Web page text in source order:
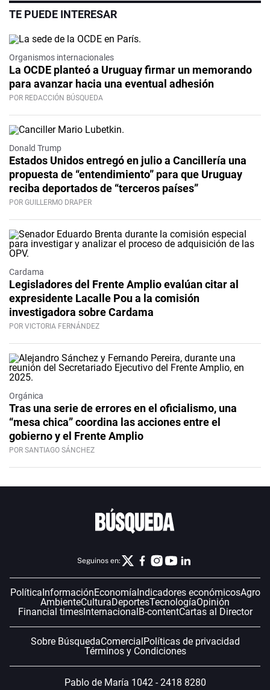
TE PUEDE INTERESAR
Organismos internacionales
La OCDE planteó a Uruguay firmar un memorando
para avanzar hacia una eventual adhesión
POR REDACCIÓN BÚSQUEDA
Donald Trump
Estados Unidos entregó en julio a Cancillería una
propuesta de “entendimiento” para que Uruguay
reciba deportados de “terceros países”
POR GUILLERMO DRAPER
Cardama
Legisladores del Frente Amplio evalúan citar al
expresidente Lacalle Pou a la comisión
investigadora sobre Cardama
POR VICTORIA FERNÁNDEZ
Orgánica
Tras una serie de errores en el oficialismo, una
“mesa chica” coordina las acciones entre el
gobierno y el Frente Amplio
POR SANTIAGO SÁNCHEZ
Seguinos en:
PolíticaInformaciónEconomíaIndicadores económicosAgro
AmbienteCulturaDeportesTecnologíaOpinión
Financial timesInternacionalB-contentCartas al Director
Sobre BúsquedaComercialPolíticas de privacidad
Términos y Condiciones
Pablo de María 1042 - 2418 8280